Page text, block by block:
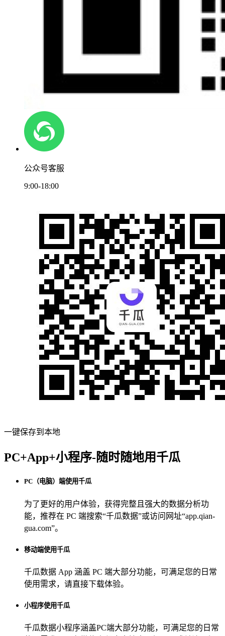
公众号客服
9:00-18:00
一键保存到本地
PC+App+小程序-随时随地用千瓜
PC（电脑）端使用千瓜
为了更好的用户体验，获得完整且强大的数据分析功
能，推荐在 PC 端搜索“千瓜数据”或访问网址“app.qian-
gua.com”。
移动端使用千瓜
千瓜数据 App 涵盖 PC 端大部分功能，可满足您的日常
使用需求，请直接下载体验。
小程序使用千瓜
千瓜数据小程序涵盖PC端大部分功能，可满足您的日常